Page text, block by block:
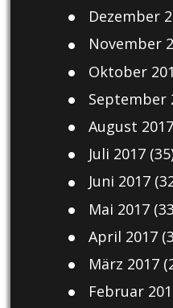
Dezember
November
Oktober
September
August 2017
Juli 2017
Juni 2017
Mai 2017
April 2017
März 2017
Februar